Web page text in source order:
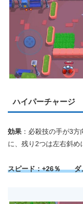
ハイパーチャージ
効果 ：必殺技の手が3
に、残り2つは左右斜め
スピード：+26％ ダ